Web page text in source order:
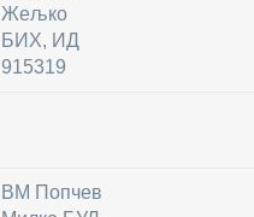
Жељко
БИХ, ИД
915319
ВМ Попчев